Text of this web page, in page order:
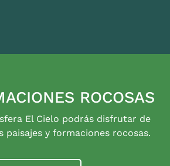
ROCOSAS
El Cielo podrás disfrutar de
paisajes y formaciones rocosas.